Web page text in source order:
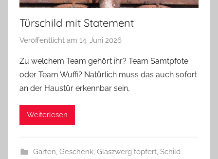
Türschild mit Statement
Veröffentlicht am 14. Juni 2026
n
G
l
e
Zu welchem Team gehört ihr? Team Samtpfote
oder Team Wuffi? Natürlich muss das auch sofort
an der Haustür erkennbar sein,
Weiterlesen
Garten, Geschenk, Glaszwerg töpfert, Schild